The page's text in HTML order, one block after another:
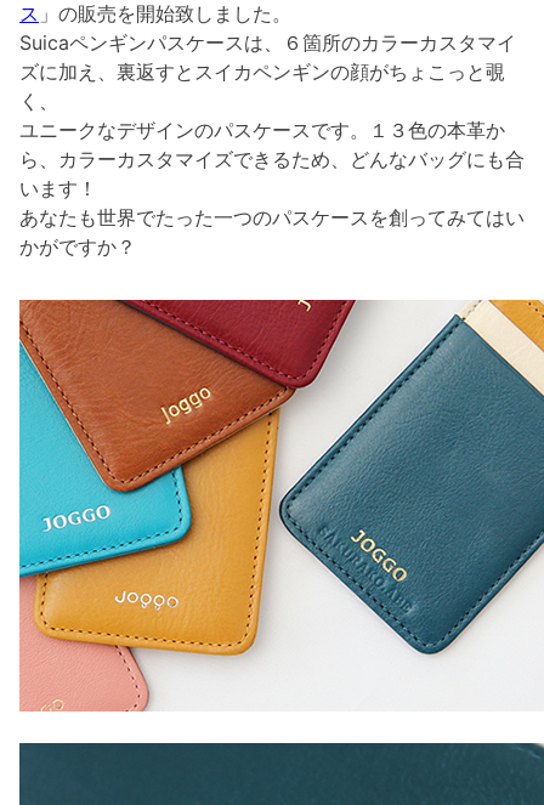
ス 」の販売を開始致しました。
Suicaペンギンパスケースは、６箇所のカラーカスタマイ
ズに加え、裏返すとスイカペンギンの顔がちょこっと覗
く、
ユニークなデザインのパスケースです。１３色の本革か
ら、カラーカスタマイズできるため、どんなバッグにも合
います！
あなたも世界でたった一つのパスケースを創ってみてはい
かがですか？